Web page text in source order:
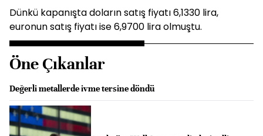
Dünkü kapanışta doların satış fiyatı 6,1330 lira,
euronun satış fiyatı ise 6,9700 lira olmuştu.
Öne Çıkanlar
Değerli metallerde ivme tersine döndü